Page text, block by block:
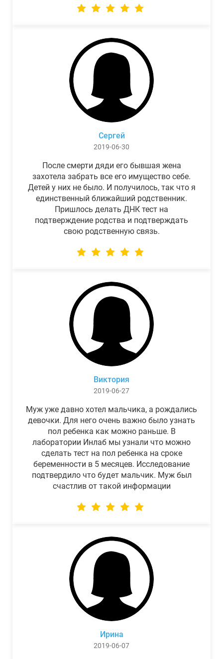
Сергей
2019-06-30
После смерти дяди его бывшая жена
захотела забрать все его имущество себе.
Детей у них не было. И получилось, так что я
единственный ближайший родственник.
Пришлось делать ДНК тест на
подтверждение родства и подтверждать
свою родственную связь.
Виктория
2019-06-27
Муж уже давно хотел мальчика, а рождались
девочки. Для него очень важно было узнать
пол ребенка как можно раньше. В
лаборатории Инлаб мы узнали что можно
сделать тест на пол ребенка на сроке
беременности в 5 месяцев. Исследование
подтвердило что будет мальчик. Муж был
счастлив от такой информации
Ирина
2019-06-07